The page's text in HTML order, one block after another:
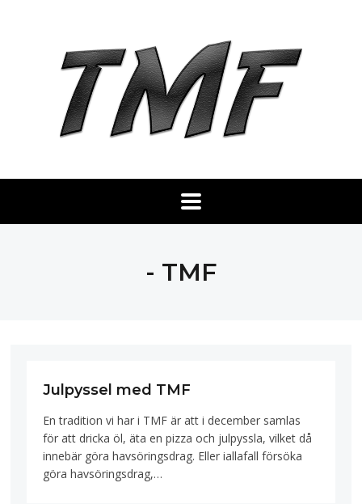
- TMF
Julpyssel med TMF
En tradition vi har i TMF är att i december samlas
för att dricka öl, äta en pizza och julpyssla, vilket då
innebär göra havsöringsdrag. Eller iallafall försöka
göra havsöringsdrag,…